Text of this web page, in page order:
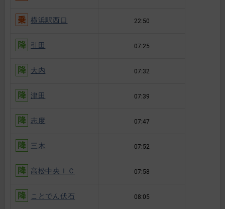
横浜駅西口
引田
大内
津田
志度
三木
高松中央ＩＣ
ことでん伏石
22:50
07:25
07:32
07:39
07:47
07:52
07:58
08:05